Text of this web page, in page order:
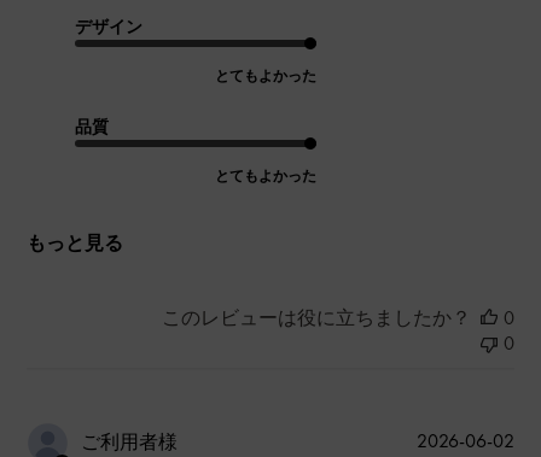
デザイン
とてもよかった
品質
とてもよかった
もっと見る
このレビューは役に立ちましたか？
0
0
ご利用者様
公
2026-06-02